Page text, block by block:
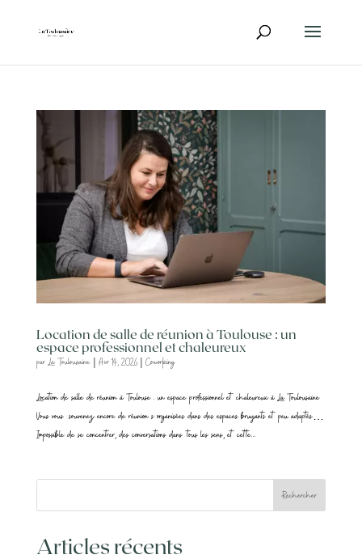
Location de salle de réunion à Toulouse : un
espace professionnel et chaleureux
parLa Toulousaine| Avr 14, 2026| Coworking
Location de salle de réunion à Toulouse : un espace professionnel et chaleureux à La Toulousaine
Vous vous souvenez encore de réunion s organisées dans des espaces bruyants et peu adaptés…
Impossible de se concentrer, des conversations dans tous les sens, et cette...
Rechercher
Articles récents